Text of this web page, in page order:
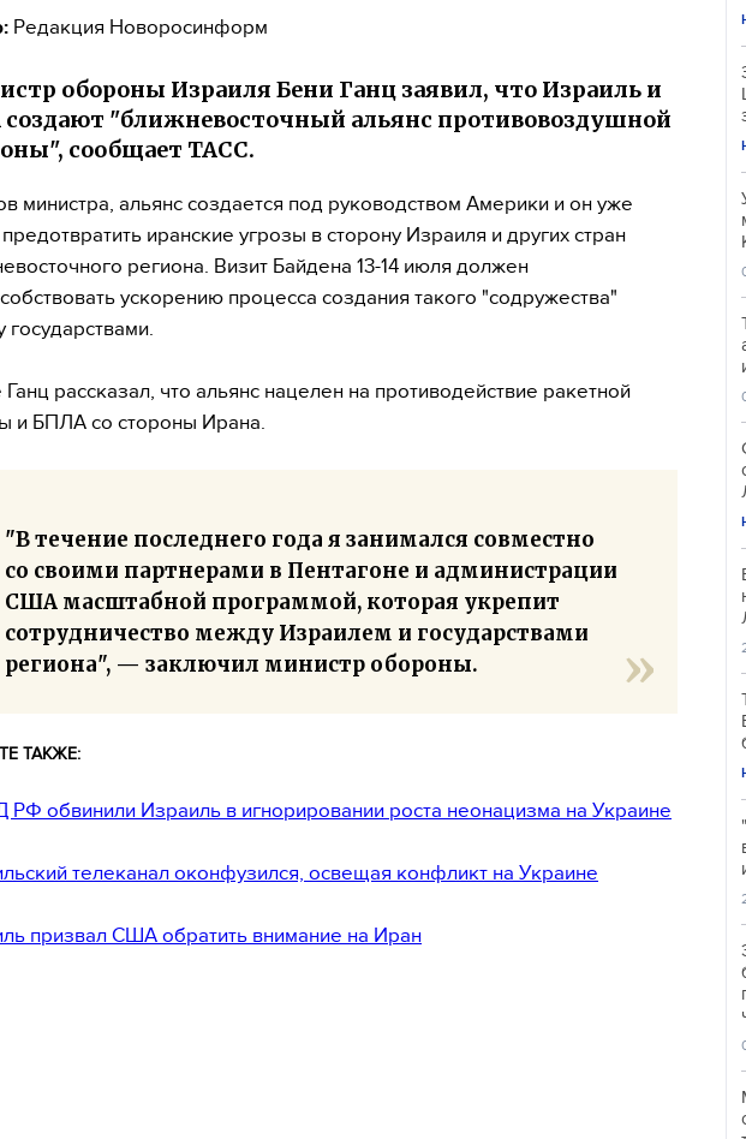
Редакция Новоросинформ
обороны Израиля Бени Ганц заявил, что Израиль и
"ближневосточный альянс противовоздушной
сообщает ТАСС.
министра, альянс создается под руководством Америки и он уже
иранские угрозы в сторону Израиля и других стран
региона. Визит Байдена 13-14 июля должен
ускорению процесса создания такого "содружества"
рассказал, что альянс нацелен на противодействие ракетной
и БПЛА со стороны Ирана.
"В течение последнего года я занимался совместно
со своими партнерами в Пентагоне и администрации
США масштабной программой, которая укрепит
сотрудничество между Израилем и государствами
региона", — заключил министр обороны.
ТАКЖЕ:
обвинили Израиль в игнорировании роста неонацизма на Украине
телеканал оконфузился, освещая конфликт на Украине
призвал США обратить внимание на Иран